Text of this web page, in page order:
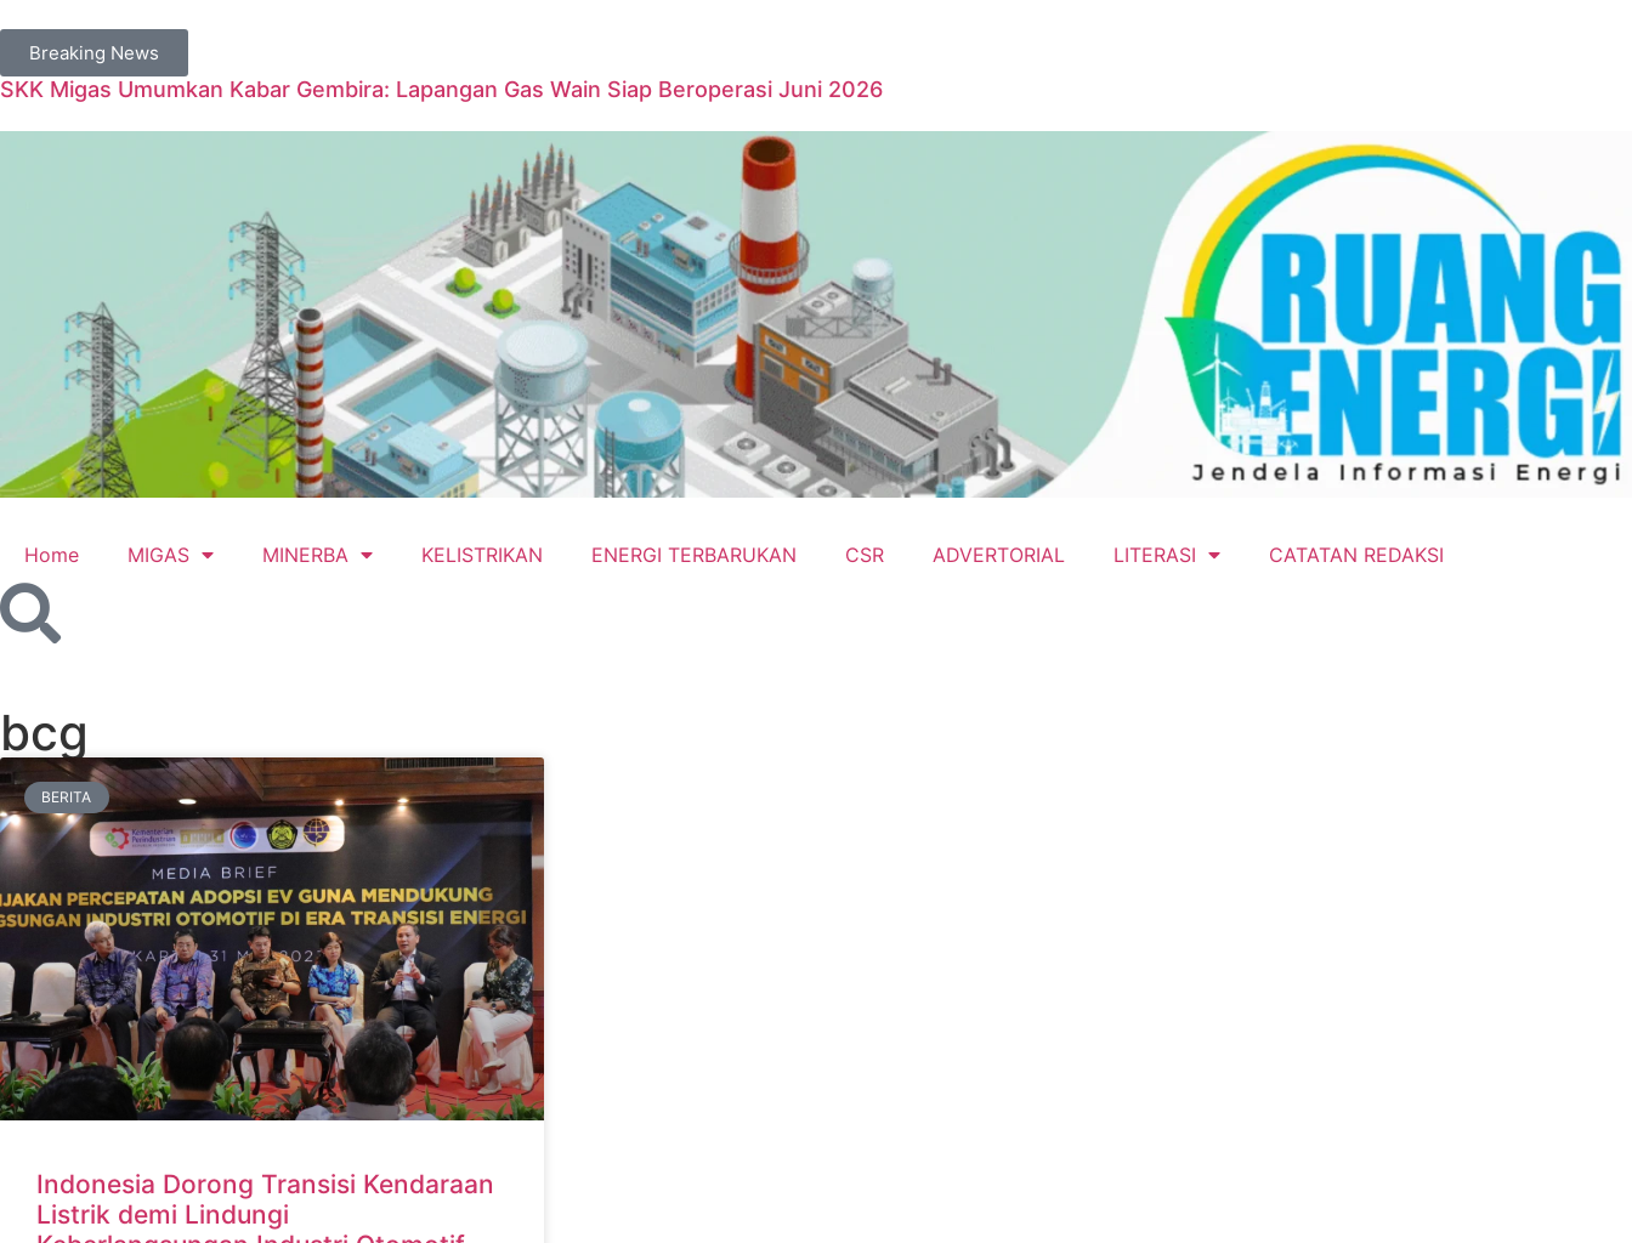
Breaking News
SKK Migas Umumkan Kabar Gembira: Lapangan Gas Wain Siap Beroperasi Juni 2026
Home MIGAS MINERBA KELISTRIKAN ENERGI TERBARUKAN CSR ADVERTORIAL LITERASI CATATAN REDAKSI
bcg
BERITA
Indonesia Dorong Transisi Kendaraan
Listrik demi Lindungi